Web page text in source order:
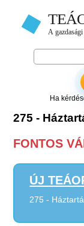
Ha
275 -
FONTOS
ÚJ
275 -